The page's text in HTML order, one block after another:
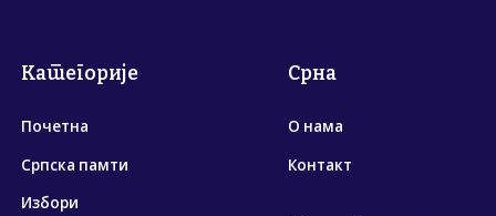
Категорије
Почетна
Српска памти
Избори
Срна
О нама
Контакт